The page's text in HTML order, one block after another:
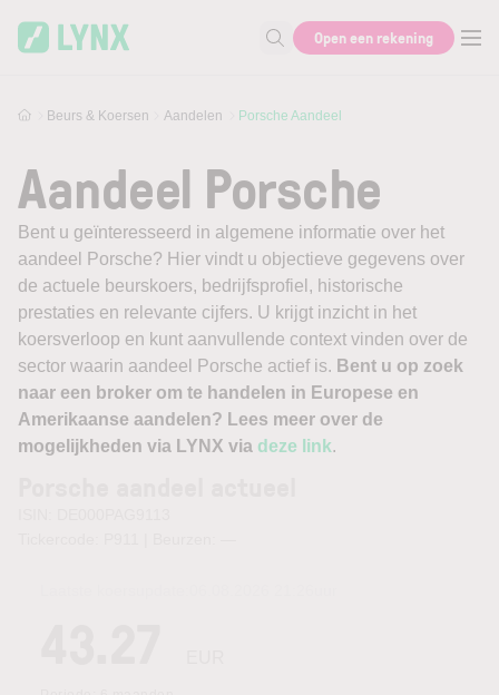
Zoek naar informatie
Open een rekening
Beurs & Koersen Aandelen Porsche Aandeel
Aandeel Porsche
Bent u geïnteresseerd in algemene informatie over het
aandeel Porsche? Hier vindt u objectieve gegevens over
de actuele beurskoers, bedrijfsprofiel, historische
prestaties en relevante cijfers. U krijgt inzicht in het
koersverloop en kunt aanvullende context vinden over de
sector waarin aandeel Porsche actief is. Bent u op zoek
naar een broker om te handelen in Europese en
Amerikaanse aandelen? Lees meer over de
mogelijkheden via LYNX via deze link.